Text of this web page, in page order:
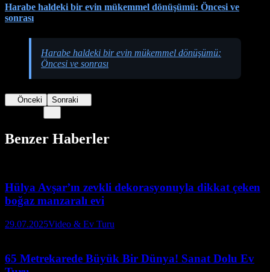
Harabe haldeki bir evin mükemmel dönüşümü: Öncesi ve
sonrası
Harabe haldeki bir evin mükemmel dönüşümü:
Öncesi ve sonrası
Önceki Sonraki
Benzer Haberler
Hülya Avşar’ın zevkli dekorasyonuyla dikkat çeken
boğaz manzaralı evi
29.07.2025Video & Ev Turu
65 Metrekarede Büyük Bir Dünya! Sanat Dolu Ev